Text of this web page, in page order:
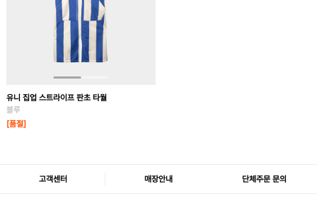
유니 집업 스트라이프 판초 타월
블루
[품절]
고객센터 매장안내 단체주문 문의